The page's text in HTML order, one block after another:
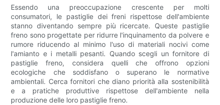
Essendo una preoccupazione crescente per molti
consumatori, le pastiglie dei freni rispettose dell'ambiente
stanno diventando sempre più ricercate. Queste pastiglie
freno sono progettate per ridurre l'inquinamento da polvere e
rumore riducendo al minimo l'uso di materiali nocivi come
l'amianto e i metalli pesanti. Quando scegli un fornitore di
pastiglie freno, considera quelli che offrono opzioni
ecologiche che soddisfano o superano le normative
ambientali. Cerca fornitori che diano priorità alla sostenibilità
e a pratiche produttive rispettose dell'ambiente nella
produzione delle loro pastiglie freno.